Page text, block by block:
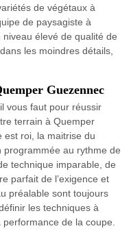
de végétaux à
de paysagiste à
élevé de qualité de
les moindres détails,
Guezennec
vous faut pour réussir
terrain à Quemper
est roi, la maitrise du
programmée au rythme de
technique imparable, de
parfait de l’exigence et
préalable sont toujours
les techniques à
de la coupe.